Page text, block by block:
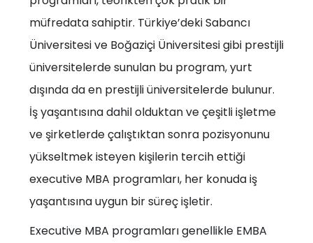
müfredata sahiptir. Türkiye’deki Sabancı
Üniversitesi ve Boğaziçi Üniversitesi gibi prestijli
üniversitelerde sunulan bu program, yurt
dışında da en prestijli üniversitelerde bulunur.
İş yaşantısına dahil olduktan ve çeşitli işletme
ve şirketlerde çalıştıktan sonra pozisyonunu
yükseltmek isteyen kişilerin tercih ettiği
executive MBA programları, her konuda iş
yaşantısına uygun bir süreç işletir.
Executive MBA programları genellikle EMBA